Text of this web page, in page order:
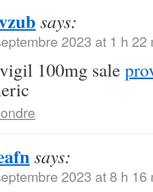
says:
2023 at 1 h 22
100mg sale
says:
2023 at 8 h 16